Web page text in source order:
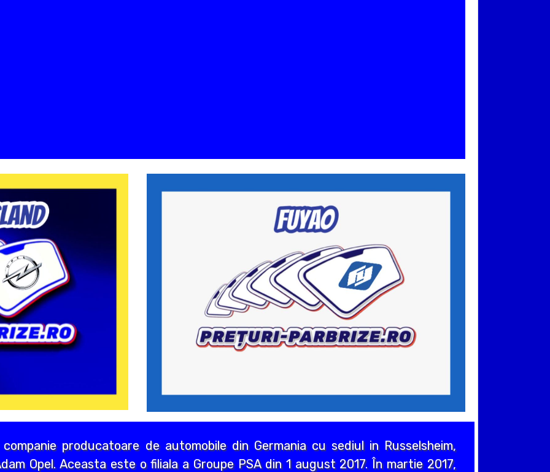
producatoare de automobile din Germania cu sediul in Russelsheim,
Opel. Aceasta este o filiala a Groupe PSA din 1 august 2017. În martie 2017,